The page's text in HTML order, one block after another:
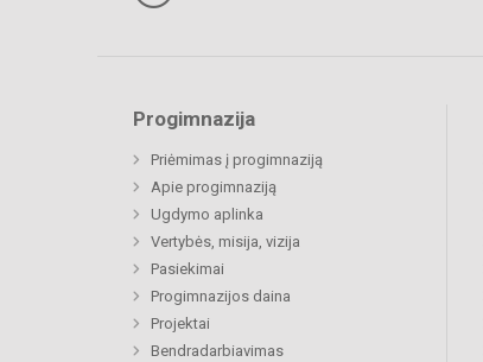
Progimnazija
Priėmimas į progimnaziją
Apie progimnaziją
Ugdymo aplinka
Vertybės, misija, vizija
Pasiekimai
Progimnazijos daina
Projektai
Bendradarbiavimas